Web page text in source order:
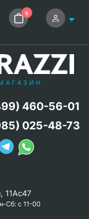
0
11Ас47
Сб: с 11-00
460-56-01
025-48-73